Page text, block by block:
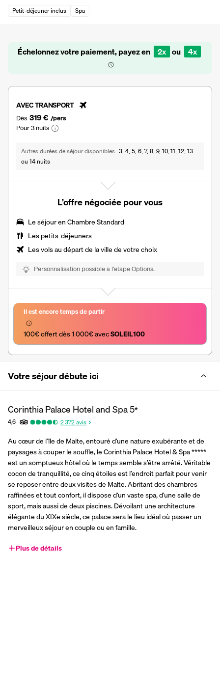
Petit-déjeuner inclus
Spa
Échelonnez votre paiement, payez en 2x ou 4x
AVEC TRANSPORT
Dès 319 € /pers
Pour 3 nuits
Autres durées de séjour disponibles 3, 4, 5, 6, 7, 8, 9, 10, 11, 12, 13
ou 14 nuits
L’offre négociée pour vous
Le séjour en Chambre Standard
Lespetits-déjeuners
Les vols au départ de la ville de votre choix
Personnalisation possible à l’étape Options.
Il est encore temps de partir
100€ offert dès 1 000€ avec SOLEIL100
Votre séjour débute ici
Corinthia Palace Hotel and Spa5*
4,6 2 372avis
Au cœur de l’île de Malte, entouré d’une nature exubérante et de
paysages à couper le souffle, le Corinthia Palace Hotel & Spa *****
est un somptueux hôtel où le temps semble s’être arrêté. Véritable
cocon de tranquillité, ce cinq étoiles est l’endroit parfait pour venir
se reposer entre deux visites de Malte. Abritant des chambres
raffinées et tout confort, il dispose d’un vaste spa, d’une salle de
sport, mais aussi de deux piscines. Dévoilant une architecture
élégante du XIXe siècle, ce palace sera le lieu idéal où passer un
merveilleux séjour en couple ou en famille.
Plus de détails